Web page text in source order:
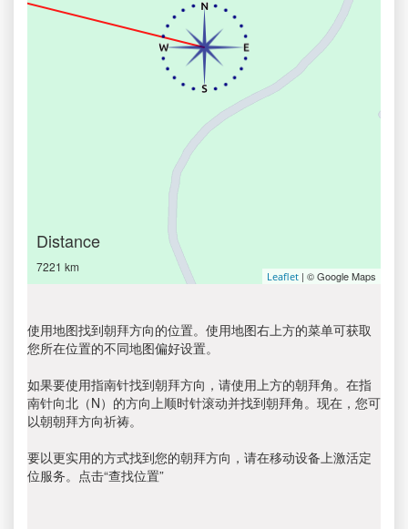
Distance
7221 km
Leaflet | © Google Maps
使用地图找到朝拜方向的位置。使用地图右上方的菜单可获取
您所在位置的不同地图偏好设置。
如果要使用指南针找到朝拜方向，请使用上方的朝拜角。在指
南针向北（N）的方向上顺时针滚动并找到朝拜角。现在，您可
以朝朝拜方向祈祷。
要以更实用的方式找到您的朝拜方向，请在移动设备上激活定
位服务。点击“查找位置”